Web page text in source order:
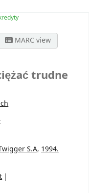
MARC view
trudne
S.A,1994.